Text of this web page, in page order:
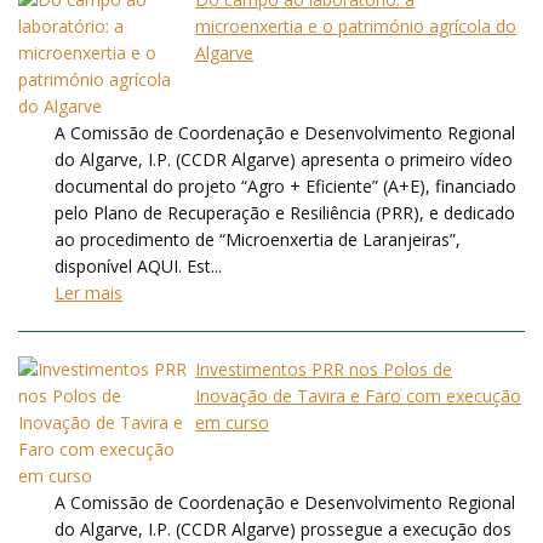
microenxertia e o património agrícola do
Algarve
A Comissão de Coordenação e Desenvolvimento Regional
do Algarve, I.P. (CCDR Algarve) apresenta o primeiro vídeo
documental do projeto “Agro + Eficiente” (A+E), financiado
pelo Plano de Recuperação e Resiliência (PRR), e dedicado
ao procedimento de “Microenxertia de Laranjeiras”,
disponível AQUI. Est...
Ler mais
Investimentos PRR nos Polos de
Inovação de Tavira e Faro com execução
em curso
A Comissão de Coordenação e Desenvolvimento Regional
do Algarve, I.P. (CCDR Algarve) prossegue a execução dos